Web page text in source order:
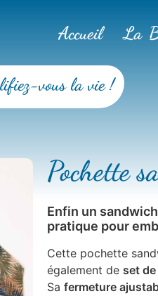
Accueil La
vous la vie !
Pochette
Enfin un
pratique pour
Cette pochette
également de set
Sa fermeture